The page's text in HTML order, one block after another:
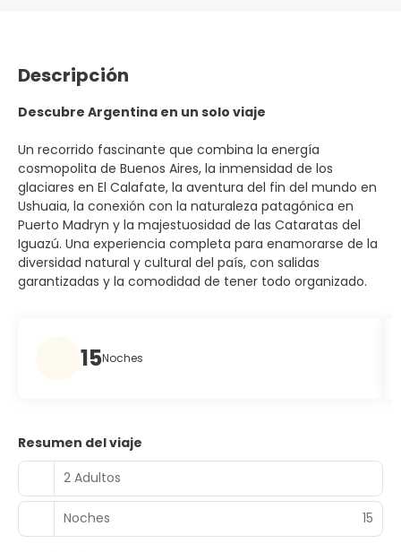
Descripción
Descubre Argentina en un solo viaje
Un recorrido fascinante que combina la energía
cosmopolita de Buenos Aires, la inmensidad de los
glaciares en El Calafate, la aventura del fin del mundo en
Ushuaia, la conexión con la naturaleza patagónica en
Puerto Madryn y la majestuosidad de las Cataratas del
Iguazú. Una experiencia completa para enamorarse de la
diversidad natural y cultural del país, con salidas
garantizadas y la comodidad de tener todo organizado.
15Noches
Resumen del viaje
2 Adultos
Noches 15